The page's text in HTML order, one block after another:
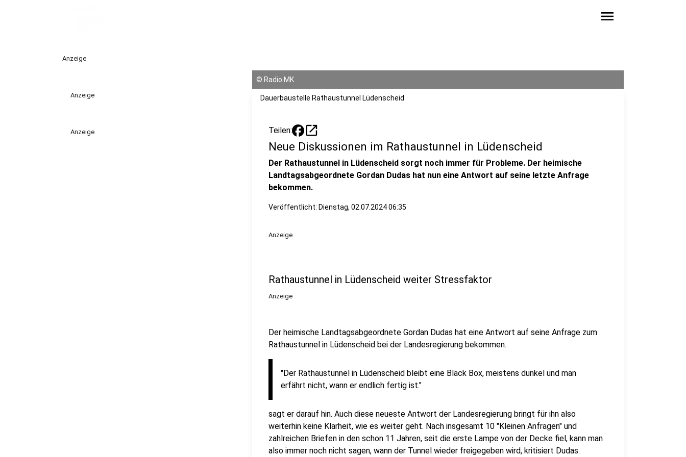
menu
Anzeige
Anzeige
Anzeige
© Radio MK
Dauerbaustelle Rathaustunnel Lüdenscheid
Teilen: open_in_new
Neue Diskussionen im Rathaustunnel in Lüdenscheid
Der Rathaustunnel in Lüdenscheid sorgt noch immer für Probleme. Der heimische
Landtagsabgeordnete Gordan Dudas hat nun eine Antwort auf seine letzte Anfrage
bekommen.
Veröffentlicht: Dienstag, 02.07.2024 06:35
Anzeige
Rathaustunnel in Lüdenscheid weiter Stressfaktor
Anzeige
Der heimische Landtagsabgeordnete Gordan Dudas hat eine Antwort auf seine Anfrage zum
Rathaustunnel in Lüdenscheid bei der Landesregierung bekommen.
"Der Rathaustunnel in Lüdenscheid bleibt eine Black Box, meistens dunkel und man
erfährt nicht, wann er endlich fertig ist."
sagt er darauf hin. Auch diese neueste Antwort der Landesregierung bringt für ihn also
weiterhin keine Klarheit, wie es weiter geht. Nach insgesamt 10 "Kleinen Anfragen" und
zahlreichen Briefen in den schon 11 Jahren, seit die erste Lampe von der Decke fiel, kann man
also immer noch nicht sagen, wann der Tunnel wieder freigegeben wird, kritisiert Dudas.